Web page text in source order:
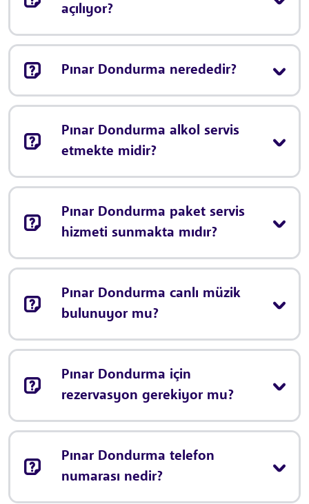
açılıyor?
Pınar Dondurma nerededir?
Pınar Dondurma alkol servis
etmekte midir?
Pınar Dondurma paket servis
hizmeti sunmakta mıdır?
Pınar Dondurma canlı müzik
bulunuyor mu?
Pınar Dondurma için
rezervasyon gerekiyor mu?
Pınar Dondurma telefon
numarası nedir?